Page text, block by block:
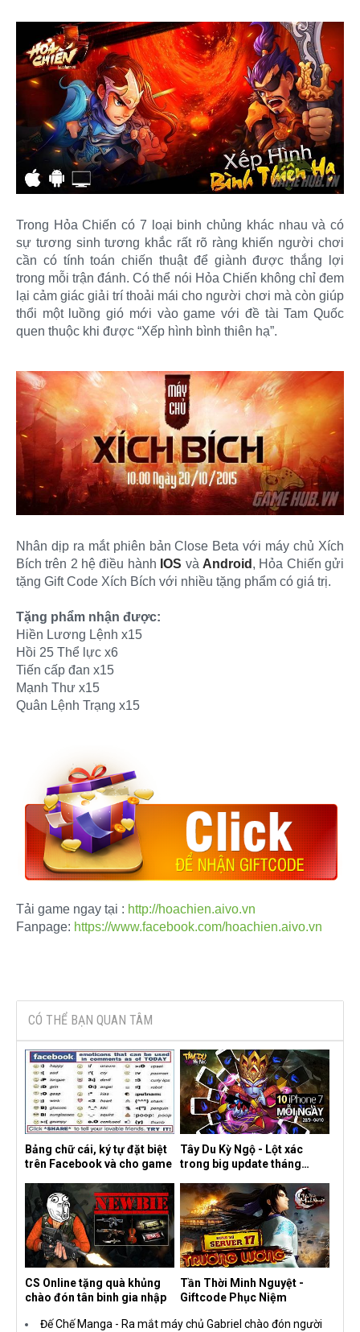
Trong Hỏa Chiến có 7 loại binh chủng khác nhau và có
sự tương sinh tương khắc rất rõ ràng khiến người chơi
cần có tính toán chiến thuật để giành được thắng lợi
trong mỗi trận đánh. Có thể nói Hỏa Chiến không chỉ đem
lại cảm giác giải trí thoải mái cho người chơi mà còn giúp
thổi một luồng gió mới vào game với đề tài Tam Quốc
quen thuộc khi được “Xếp hình bình thiên hạ”.
Nhân dịp ra mắt phiên bản Close Beta với máy chủ Xích
Bích trên 2 hệ điều hành IOS và Android , Hỏa Chiến gửi
tặng Gift Code Xích Bích với nhiều tặng phẩm có giá trị.
Tặng phẩm nhận được:
Hiền Lương Lệnh x15
Hồi 25 Thể lực x6
Tiến cấp đan x15
Mạnh Thư x15
Quân Lệnh Trạng x15
Tải game ngay tại : http://hoachien.aivo.vn
Fanpage: https://www.facebook.com/hoachien.aivo.vn
CÓ THỂ BẠN QUAN TÂM
Bảng chữ cái, ký tự đặt biệt
trên Facebook và cho game
Tây Du Kỳ Ngộ - Lột xác
trong big update tháng
CS Online tặng quà khủng
chào đón tân binh gia nhập
Tần Thời Minh Nguyệt -
Giftcode Phục Niệm
Đế Chế Manga - Ra mắt máy chủ Gabriel chào đón người